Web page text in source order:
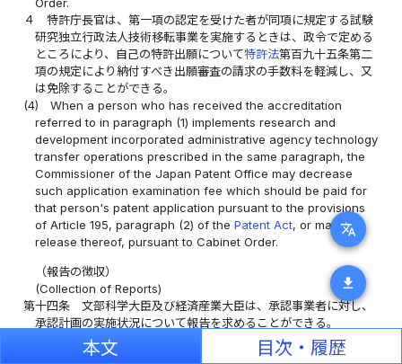
translate
download
Order.
４
特許庁長官は、第一項の認定を受けた者が同項に規定する試験
研究独立行政法人技術移転事業を実施するときは、政令で定める
ところにより、自己の特許出願について特許法第百九十五条第二
項の規定により納付すべき出願審査の請求の手数料を軽減し、又
は免除することができる。
(4)
When a person who has received the accreditation
referred to in paragraph (1) implements research and
development incorporated administrative agency technology
transfer operations prescribed in the same paragraph, the
Commissioner of the Japan Patent Office may decrease
such application examination fee which should be paid for
that person's patent application pursuant to the provisions
of Article 195, paragraph (2) of thePatent Act, or may
release thereof, pursuant to Cabinet Order.
（報告の徴収）
(Collection of Reports)
第十四条
文部科学大臣及び経済産業大臣は、承認事業者に対し、
承認計画の実施状況について報告を求めることができる。
(1)
The Minister of Education, Culture, Sports,
Science and Technology and the Minister of Economy,
本文 目次・履歴